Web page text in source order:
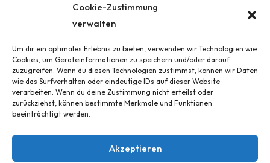
Cookie-Zustimmung
verwalten
Um dir ein optimales Erlebnis zu bieten, verwenden wir Technologien wie
Cookies, um Geräteinformationen zu speichern und/oder darauf
zuzugreifen. Wenn du diesen Technologien zustimmst, können wir Daten
wie das Surfverhalten oder eindeutige IDs auf dieser Website
verarbeiten. Wenn du deine Zustimmung nicht erteilst oder
zurückziehst, können bestimmte Merkmale und Funktionen
beeinträchtigt werden.
Akzeptieren
AGB
Widerrufsbelehrung und -formular
Datenschutz
Cookie-Richtlinie (EU)
Liefer- und Versandbedingungen